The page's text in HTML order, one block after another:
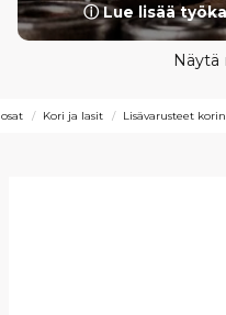
ⓘ Lue lisää
Näytä
Kori ja lasit Lisävarusteet korin